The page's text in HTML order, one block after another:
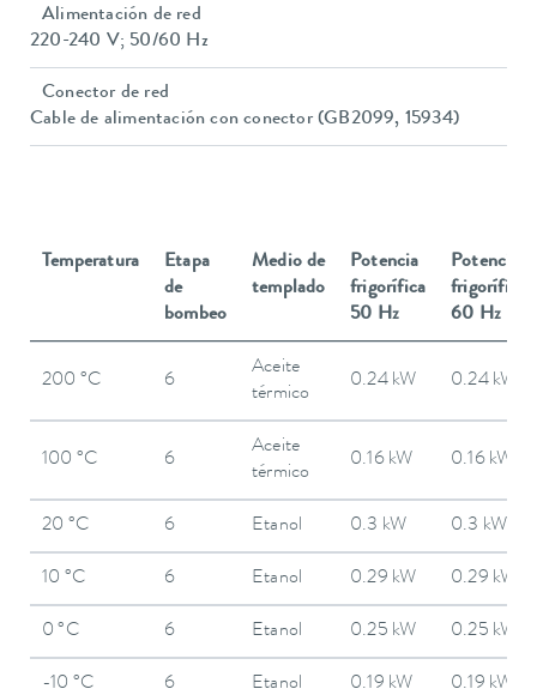
Alimentación de red
220-240 V; 50/60 Hz
Conector de red
Cable de alimentación con conector (GB2099, 15934)
Temperatura
Etapa
de
bombeo
Medio de
templado
Potencia
frigorífica
50 Hz
Potencia
frigorífica
60 Hz
200 °C 6
Aceite
térmico
0.24 kW 0.24 kW
100 °C 6
Aceite
térmico
0.16 kW 0.16 kW
20 °C 6 Etanol 0.3 kW 0.3 kW
10 °C 6 Etanol 0.29 kW 0.29 kW
0 °C 6 Etanol 0.25 kW 0.25 kW
-10 °C 6 Etanol 0.19 kW 0.19 kW